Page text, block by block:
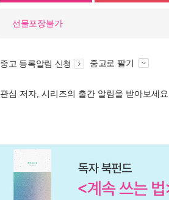
선물포장불가
중고 등록알림 신청 중고로 팔기
관심 저자, 시리즈의 출간 알림을 받아보세요